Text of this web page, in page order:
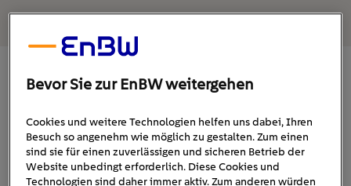
Elektroauto_im_winter
Bevor Sie zur EnBW weitergehen
Cookies und weitere Technologien helfen uns dabei, Ihren
Besuch so angenehm wie möglich zu gestalten. Zum einen
sind sie für einen zuverlässigen und sicheren Betrieb der
Website unbedingt erforderlich. Diese Cookies und
Technologien sind daher immer aktiv. Zum anderen würden